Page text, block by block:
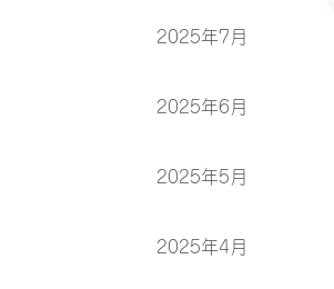
2025年7月
2025年6月
2025年5月
2025年4月